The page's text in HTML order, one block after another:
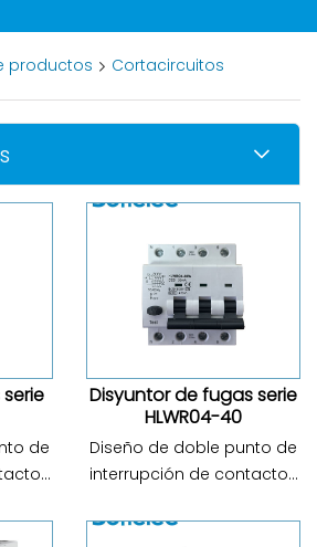
productos Cortacircuitos
de
Disyuntor de fugas serie
HLWR04-40
Diseño de doble punto de
interrupción de contactos
de disipación de calor